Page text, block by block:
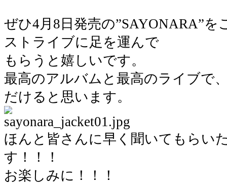
ぜひ4月8日発売の”SAYONARA”
ストライブに足を運んで
もらうと嬉しいです。
最高のアルバムと最高のライブで
だけると思います。
ほんと皆さんに早く聞いてもらい
す！！！
お楽しみに！！！